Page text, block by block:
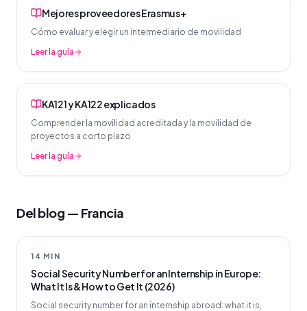
Mejores proveedores Erasmus+
Cómo evaluar y elegir un intermediario de movilidad
Leer la guía
KA121 y KA122 explicados
Comprender la movilidad acreditada y la movilidad de
proyectos a corto plazo
Leer la guía
Del blog — Francia
14 MIN
Social Security Number for an Internship in Europe:
What It Is & How to Get It (2026)
Social security number for an internship abroad: what it is,